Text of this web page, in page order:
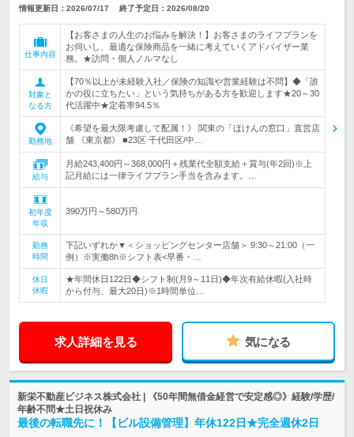
情報更新日：2026/07/17 終了予定日： 2026/08/20
仕事内容
【お客さまの人生のお悩みを解決！】お客さまのライフプランを
お伺いし、最適な保険商品を一緒に考えていくアドバイザー業
務。★訪問・個人ノルマなし
対象と
なる方
【70％以上が未経験入社／保険の知識や営業経験は不問】◆「誰
かの役に立ちたい」という気持ちがある方を歓迎します★20～30
代活躍中★定着率94.5％
勤務地
《希望を最大限考慮して配属！》 関東の「ほけんの窓口」直営店
舗 《東京都》 ■23区 千代田区/中…
給与
月給243,400円～368,000円＋残業代全額支給＋賞与(年2回)※上
記月給には一律ライフプラン手当を含みます。…
初年度
年収
390万円～580万円
勤務
時間
下記いずれか▼＜ショッピングセンター店舗＞ 9:30～21:00（一
例）※実働8h※シフト表<早番・…
休日
休暇
★年間休日122日◆シフト制(月9～11日)◆年次有給休暇(入社時
から付与、最大20日)※1時間単位…
求人詳細を見る 気になる
新栄不動産ビジネス株式会社 | 《50年間無借金経営で安定感◎》経験/学歴/
年齢不問★土日祝休み
最後の転職先に！【ビル設備管理】年休122日★完全週休2日